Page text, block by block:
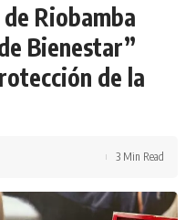
Riobamba
Bienestar”
de la
3 Min Read